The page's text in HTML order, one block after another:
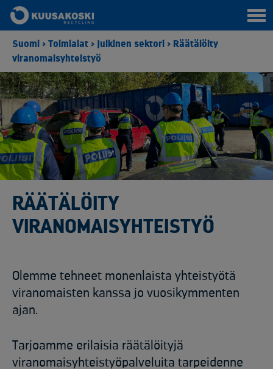
Suomi > Toimialat > Julkinen sektori > Räätälöity
viranomaisyhteistyö
RÄÄTÄLÖITY
VIRANOMAISYHTEISTYÖ
Olemme tehneet monenlaista yhteistyötä
viranomaisten kanssa jo vuosikymmenten
ajan.​
Tarjoamme erilaisia räätälöityjä
viranomaisyhteistyöpalveluita tarpeidenne